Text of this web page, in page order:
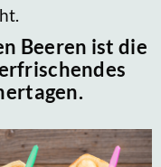
Beeren ist die